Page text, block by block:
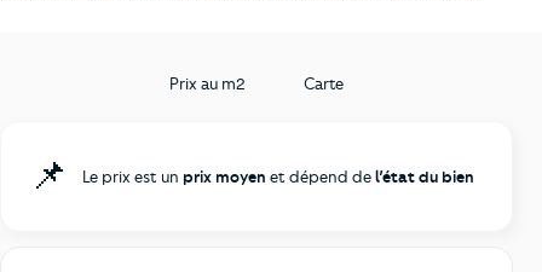
Prix au m2 Carte
📌 Le prix est un prix moyen et dépend del’état du bien